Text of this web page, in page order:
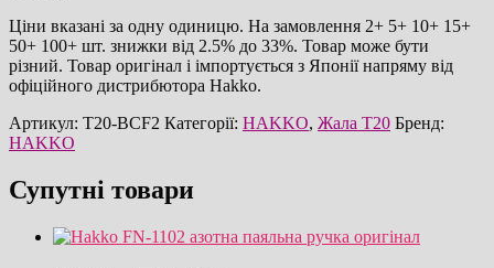
Ціни вказані за одну одиницю. На замовлення 2+ 5+ 10+ 15+
50+ 100+ шт. знижки від 2.5% до 33%. Товар може бути
різний. Товар оригінал і імпортується з Японії напряму від
офіційного дистрибютора Hakko.
Артикул: T20-BCF2 Категорії: HAKKO, Жала T20 Бренд:
HAKKO
Супутні товари